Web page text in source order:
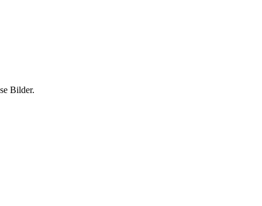
Bilder.